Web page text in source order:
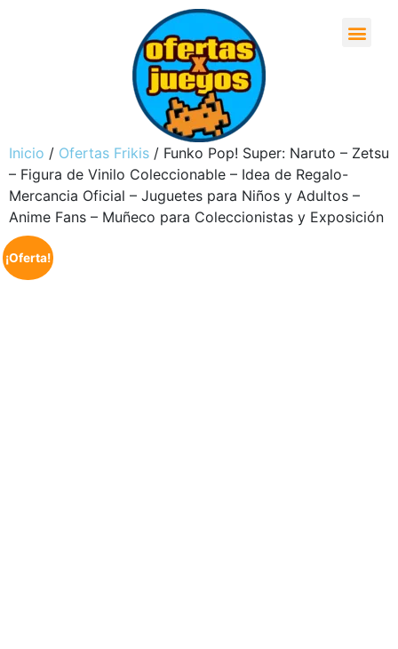
Inicio / Ofertas Frikis / Funko Pop! Super: Naruto – Zetsu
– Figura de Vinilo Coleccionable – Idea de Regalo-
Mercancia Oficial – Juguetes para Niños y Adultos –
Anime Fans – Muñeco para Coleccionistas y Exposición
¡Oferta!